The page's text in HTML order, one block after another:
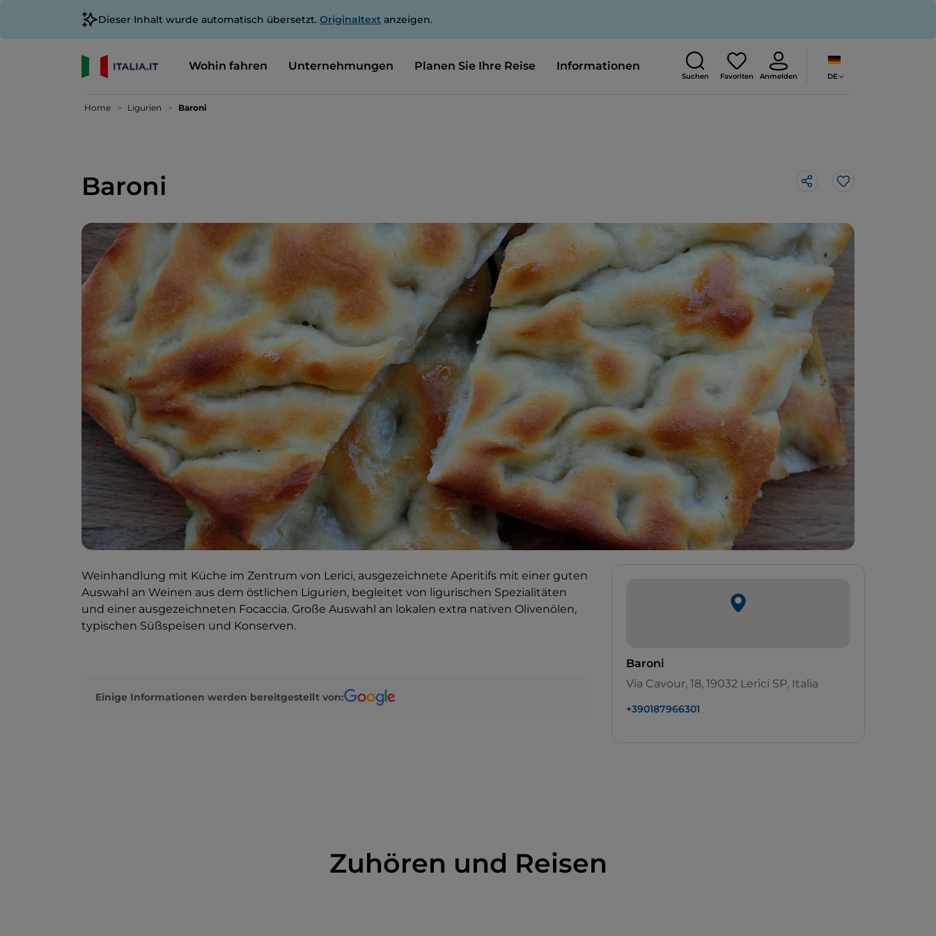
Dieser Inhalt wurde automatisch übersetzt. Originaltext anzeigen.
Wohin fahren Unternehmungen Planen Sie Ihre Reise Informationen
Suchen Favoriten Anmelden DE
Home Ligurien Baroni
Baroni Like
Weinhandlung mit Küche im Zentrum von Lerici, ausgezeichnete Aperitifs mit einer guten
Auswahl an Weinen aus dem östlichen Ligurien, begleitet von ligurischen Spezialitäten
und einer ausgezeichneten Focaccia. Große Auswahl an lokalen extra nativen Olivenölen,
typischen Süßspeisen und Konserven.
Einige Informationen werden bereitgestellt von:
Baroni
Via Cavour, 18, 19032 Lerici SP, Italia
+390187966301
Zuhören und Reisen